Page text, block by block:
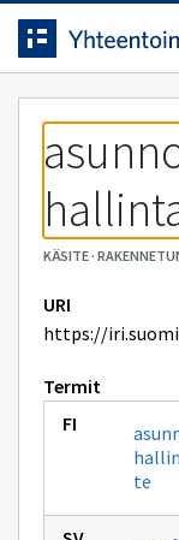
Siirrytty
sivulle
Siirry suoraan
KÄSITE·
URI
https://
Termit
te